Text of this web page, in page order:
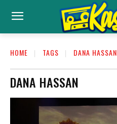
HOME TAGS DANA HASSAN
DANA HASSAN